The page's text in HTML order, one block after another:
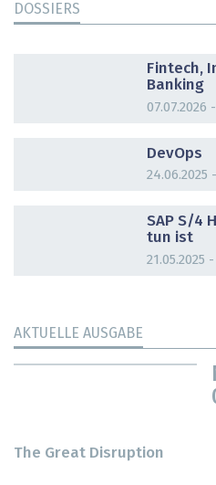
DOSSIERS
Fintech,
Banking
07.07.2026
DevOps
24.06.2025
SAP S/4
tun ist
21.05.2025
AKTUELLE AUSGABE
The Great Disruption